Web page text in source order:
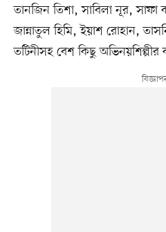
তানজিন তিশা, সাবিলা নূর, সাফা
জান্নাতুল হিমি, ইয়াশ রোহান,
তটিনীসহ বেশ কিছু অভিনয়শিল্পীর